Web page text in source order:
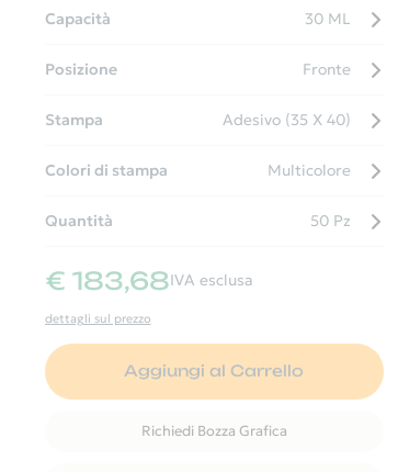
Capacità 30 ML
Posizione Fronte
Stampa Adesivo (35 X 40)
Colori di stampa Multicolore
Quantità 50 Pz
€ 183,68IVA esclusa
dettagli sul prezzo
Aggiungi al Carrello
Richiedi Bozza Grafica